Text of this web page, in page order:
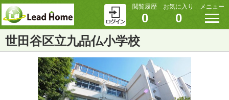
閲覧履歴
0
お気に入り
0
メニュー
世田谷区立九品仏小学校